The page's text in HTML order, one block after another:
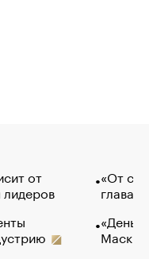
от
лидеров
«От
глава
Маск в